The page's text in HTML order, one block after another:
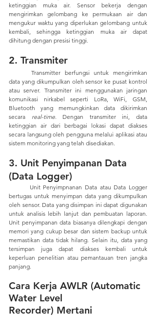
ketinggian muka air. Sensor bekerja dengan
mengirimkan gelombang ke permukaan air dan
mengukur waktu yang diperlukan gelombang untuk
kembali, sehingga ketinggian muka air dapat
dihitung dengan presisi tinggi.
2. Transmiter
data yang dikumpulkan oleh sensor ke pusat kontrol
atau server. Transmiter ini menggunakan jaringan
komunikasi nirkabel seperti LoRa, WiFi, GSM,
Bluetooth yang memungkinkan data dikirimkan
secara real-time. Dengan transmiter ini, data
ketinggian air dari berbagai lokasi dapat diakses
secara langsung oleh pengguna melalui aplikasi atau
sistem monitoring yang telah disediakan.
3. Unit Penyimpanan Data
(Data Logger)
bertugas untuk menyimpan data yang dikumpulkan
oleh sensor. Data yang disimpan ini dapat digunakan
untuk analisis lebih lanjut dan pembuatan laporan.
Unit penyimpanan data biasanya dilengkapi dengan
memori yang cukup besar dan sistem backup untuk
memastikan data tidak hilang. Selain itu, data yang
tersimpan juga dapat diakses kembali untuk
keperluan penelitian atau pemantauan tren jangka
panjang.
Cara Kerja AWLR (Automatic
Water Level
Recorder) Mertani